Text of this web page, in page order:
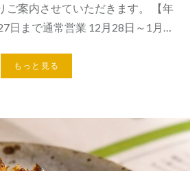
ご案内させていただきます。 【年
日まで通常営業 12月28日～1月…
もっと見る